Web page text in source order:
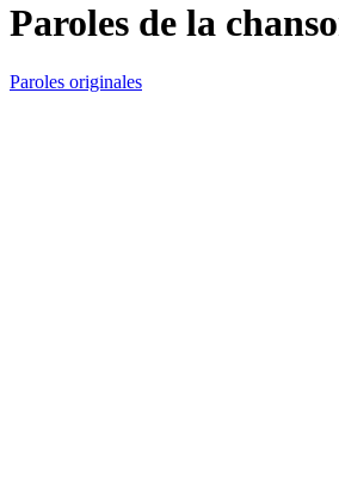
Paroles de la
Paroles originales